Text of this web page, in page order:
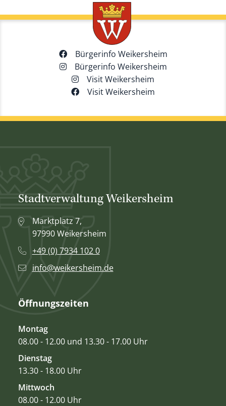
Bürgerinfo Weikersheim
Bürgerinfo Weikersheim
Visit Weikersheim
Visit Weikersheim
Stadtverwaltung Weikersheim
Marktplatz 7,
97990 Weikersheim
+49 (0) 7934 102 0
info@weikersheim.de
Öffnungszeiten
Montag
08.00 - 12.00 und 13.30 - 17.00 Uhr
Dienstag
13.30 - 18.00 Uhr
Mittwoch
08.00 - 12.00 Uhr